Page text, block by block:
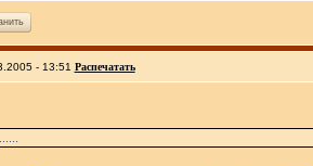
- 13:51 Распечатать